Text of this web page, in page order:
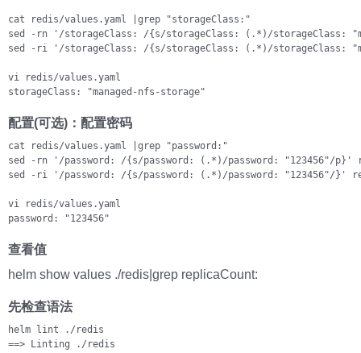
cat redis/values.yaml |grep "storageClass:"
sed -rn '/storageClass: /{s/storageClass: (.*)/storageClass:
sed -ri '/storageClass: /{s/storageClass: (.*)/storageClass:
vi redis/values.yaml
storageClass: "managed-nfs-storage"
配置(可选)：配置密码
cat redis/values.yaml |grep "password:"
sed -rn '/password: /{s/password: (.*)/password: "123456"/p}'
sed -ri '/password: /{s/password: (.*)/password: "123456"/}'
vi redis/values.yaml
password: "123456"
查看值
helm show values ./redis|grep replicaCount:
先检查语法
helm lint ./redis
==> Linting ./redis